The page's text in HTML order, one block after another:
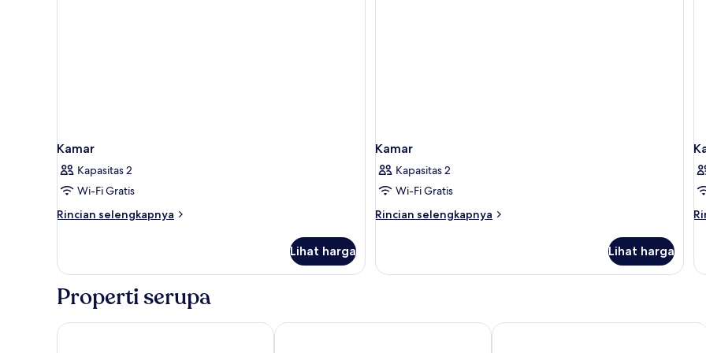
Kamar
Kapasitas 2
Wi-Fi Gratis
Rincian selengkapnya
Rincian
Kamar
Lihat harga
Kamar
Kapasitas 2
Wi-Fi Gratis
Rincian selengkapnya
Rincian
Kamar
Lihat harga
Properti serupa
Legian Paradiso Hotel Ohana Hotel Kuta Balisandy Resort